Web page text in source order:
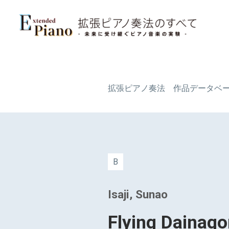
拡張ピアノ奏法 作品データベ
B
Isaji, Sunao
Flying